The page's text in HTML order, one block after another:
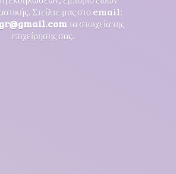
Στείλτε μας στο email:
τα στοιχεία της
επιχείρησης σας.